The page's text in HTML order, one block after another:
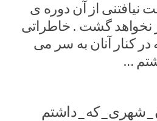
نیافتنی از آن دوره ی
نخواهد گشت . خاطراتی
کنار آنان به سر می
…